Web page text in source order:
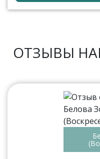
ОТЗЫВЫ